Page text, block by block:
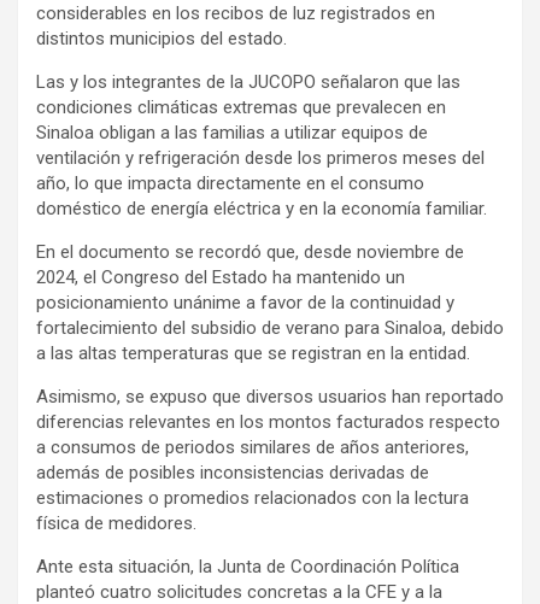
considerables en los recibos de luz registrados en
distintos municipios del estado.
Las y los integrantes de la JUCOPO señalaron que las
condiciones climáticas extremas que prevalecen en
Sinaloa obligan a las familias a utilizar equipos de
ventilación y refrigeración desde los primeros meses del
año, lo que impacta directamente en el consumo
doméstico de energía eléctrica y en la economía familiar.
En el documento se recordó que, desde noviembre de
2024, el Congreso del Estado ha mantenido un
posicionamiento unánime a favor de la continuidad y
fortalecimiento del subsidio de verano para Sinaloa, debido
a las altas temperaturas que se registran en la entidad.
Asimismo, se expuso que diversos usuarios han reportado
diferencias relevantes en los montos facturados respecto
a consumos de periodos similares de años anteriores,
además de posibles inconsistencias derivadas de
estimaciones o promedios relacionados con la lectura
física de medidores.
Ante esta situación, la Junta de Coordinación Política
planteó cuatro solicitudes concretas a la CFE y a la